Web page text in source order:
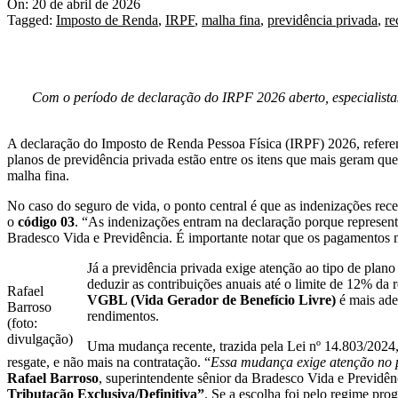
On: 20 de abril de 2026
Tagged: Imposto de Renda, IRPF, malha fina, previdência privada,
Com o período de declaração do IRPF 2026 aberto,
A declaração do Imposto de Renda Pessoa Física (IRPF) 2026,
planos de previdência privada estão entre os itens que mais geram
malha fina.
No caso do seguro de vida, o ponto central é que as indenizações
o código 03. “As indenizações entram na declaração porque
Bradesco Vida e Previdência. É importante notar que os pagamentos
Rafael
Barroso
(foto:
divulgação)
Já a previdência privada exige atenção ao tipo de
deduzir as contribuições anuais até o limite de 12%
VGBL (Vida Gerador de Benefício Livre) é mais
rendimentos.
Uma mudança recente, trazida pela Lei nº 14.803/
resgate, e não mais na contratação. “Essa mudança exige atenção
Rafael Barroso, superintendente sênior da Bradesco Vida e
Tributação Exclusiva/Definitiva”. Se a escolha foi pelo regime